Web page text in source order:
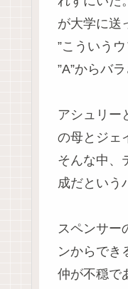
が大学に送
”こういう
”A”からバ
アシュリー
の母とジェ
そんな中、
成だという
スペンサー
ンからでき
仲が不穏で